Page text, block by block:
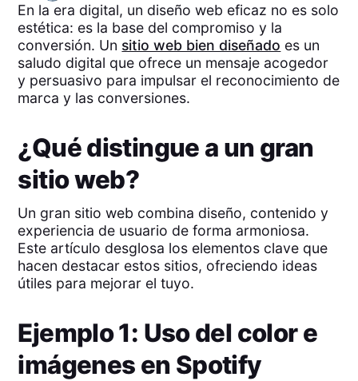
En la era digital, un diseño web eficaz no es solo
estética: es la base del compromiso y la
conversión. Un sitio web bien diseñado es un
saludo digital que ofrece un mensaje acogedor
y persuasivo para impulsar el reconocimiento de
marca y las conversiones.
¿Qué distingue a un gran
sitio web?
Un gran sitio web combina diseño, contenido y
experiencia de usuario de forma armoniosa.
Este artículo desglosa los elementos clave que
hacen destacar estos sitios, ofreciendo ideas
útiles para mejorar el tuyo.
Ejemplo 1: Uso del color e
imágenes en Spotify